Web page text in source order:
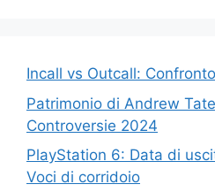
Incall vs Outcall:
Patrimonio di Andrew
Controversie 2024
PlayStation 6: Data di
Voci di corridoio